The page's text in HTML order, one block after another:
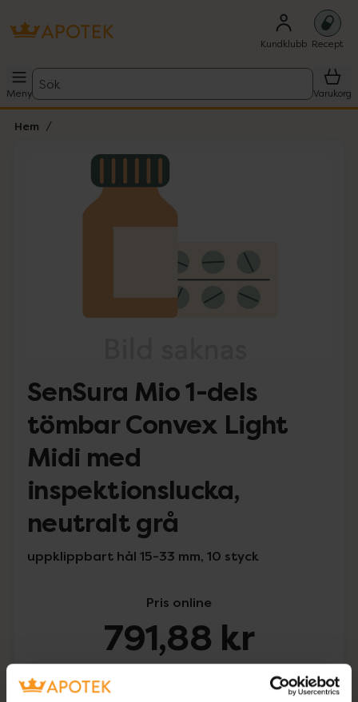
Kundklubb Recept
Meny
Sök
Varukorg
Hem
Lista: . Innehåller 1 objekt.
SenSura Mio 1-dels
tömbar Convex Light
Midi med
inspektionslucka,
neutralt grå
uppklippbart hål 15-33 mm, 10 styck
Pris online
791,88 kr